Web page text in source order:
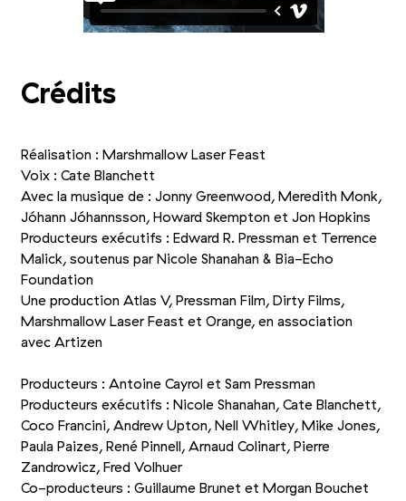
Crédits
Réalisation : Marshmallow Laser Feast
Voix : Cate Blanchett
Avec la musique de : Jonny Greenwood, Meredith Monk,
Jóhann Jóhannsson, Howard Skempton et Jon Hopkins
Producteurs exécutifs : Edward R. Pressman et Terrence
Malick, soutenus par Nicole Shanahan & Bia-Echo
Foundation
Une production Atlas V, Pressman Film, Dirty Films,
Marshmallow Laser Feast et Orange, en association
avec Artizen
Producteurs : Antoine Cayrol et Sam Pressman
Producteurs exécutifs : Nicole Shanahan, Cate Blanchett,
Coco Francini, Andrew Upton, Nell Whitley, Mike Jones,
Paula Paizes, René Pinnell, Arnaud Colinart, Pierre
Zandrowicz, Fred Volhuer
Co-producteurs : Guillaume Brunet et Morgan Bouchet